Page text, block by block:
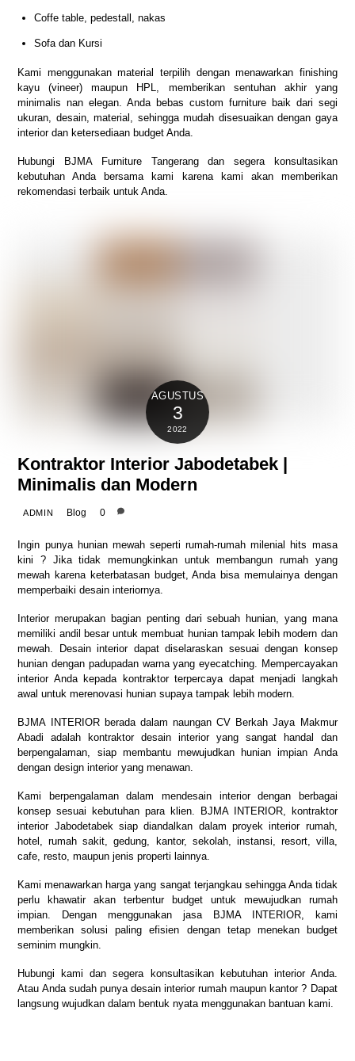
Coffe table, pedestall, nakas
Sofa dan Kursi
Kami menggunakan material terpilih dengan menawarkan finishing
kayu (vineer) maupun HPL, memberikan sentuhan akhir yang
minimalis nan elegan. Anda bebas custom furniture baik dari segi
ukuran, desain, material, sehingga mudah disesuaikan dengan gaya
interior dan ketersediaan budget Anda.
Hubungi BJMA Furniture Tangerang dan segera konsultasikan
kebutuhan Anda bersama kami karena kami akan memberikan
rekomendasi terbaik untuk Anda.
AGUSTUS
3
2022
Kontraktor Interior Jabodetabek |
Minimalis dan Modern
ADMIN Blog 0
Ingin punya hunian mewah seperti rumah-rumah milenial hits masa
kini ? Jika tidak memungkinkan untuk membangun rumah yang
mewah karena keterbatasan budget, Anda bisa memulainya dengan
memperbaiki desain interiornya.
Interior merupakan bagian penting dari sebuah hunian, yang mana
memiliki andil besar untuk membuat hunian tampak lebih modern dan
mewah. Desain interior dapat diselaraskan sesuai dengan konsep
hunian dengan padupadan warna yang eyecatching. Mempercayakan
interior Anda kepada kontraktor terpercaya dapat menjadi langkah
awal untuk merenovasi hunian supaya tampak lebih modern.
BJMA INTERIOR berada dalam naungan CV Berkah Jaya Makmur
Abadi adalah kontraktor desain interior yang sangat handal dan
berpengalaman, siap membantu mewujudkan hunian impian Anda
dengan design interior yang menawan.
Kami berpengalaman dalam mendesain interior dengan berbagai
konsep sesuai kebutuhan para klien. BJMA INTERIOR, kontraktor
interior Jabodetabek siap diandalkan dalam proyek interior rumah,
hotel, rumah sakit, gedung, kantor, sekolah, instansi, resort, villa,
cafe, resto, maupun jenis properti lainnya.
Kami menawarkan harga yang sangat terjangkau sehingga Anda tidak
perlu khawatir akan terbentur budget untuk mewujudkan rumah
impian. Dengan menggunakan jasa BJMA INTERIOR, kami
memberikan solusi paling efisien dengan tetap menekan budget
seminim mungkin.
Hubungi kami dan segera konsultasikan kebutuhan interior Anda.
Atau Anda sudah punya desain interior rumah maupun kantor ? Dapat
langsung wujudkan dalam bentuk nyata menggunakan bantuan kami.